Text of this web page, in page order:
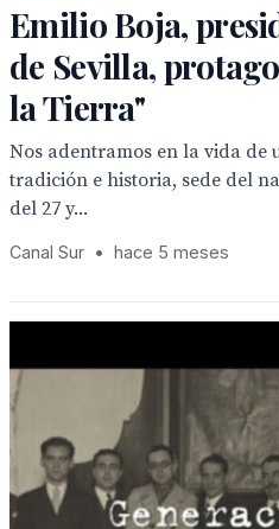
Emilio Boja,
de Sevilla,
la Tierra"
Nos adentramos en la vida de
tradición e historia, sede del
del 27 y...
Canal Sur • hace 5 meses